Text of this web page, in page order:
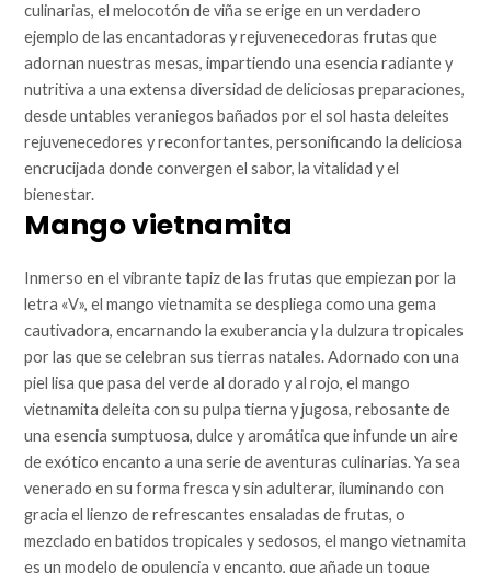
culinarias, el melocotón de viña se erige en un verdadero
ejemplo de las encantadoras y rejuvenecedoras frutas que
adornan nuestras mesas, impartiendo una esencia radiante y
nutritiva a una extensa diversidad de deliciosas preparaciones,
desde untables veraniegos bañados por el sol hasta deleites
rejuvenecedores y reconfortantes, personificando la deliciosa
encrucijada donde convergen el sabor, la vitalidad y el
bienestar.
Mango vietnamita
Inmerso en el vibrante tapiz de las frutas que empiezan por la
letra «V», el mango vietnamita se despliega como una gema
cautivadora, encarnando la exuberancia y la dulzura tropicales
por las que se celebran sus tierras natales. Adornado con una
piel lisa que pasa del verde al dorado y al rojo, el mango
vietnamita deleita con su pulpa tierna y jugosa, rebosante de
una esencia sumptuosa, dulce y aromática que infunde un aire
de exótico encanto a una serie de aventuras culinarias. Ya sea
venerado en su forma fresca y sin adulterar, iluminando con
gracia el lienzo de refrescantes ensaladas de frutas, o
mezclado en batidos tropicales y sedosos, el mango vietnamita
es un modelo de opulencia y encanto, que añade un toque